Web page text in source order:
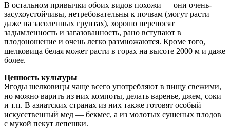
В остальном привычки обоих видов похожи — они очень-
засухоустойчивы, нетребовательны к почвам (могут расти
даже на засоленных грунтах), хорошо переносят
задымленность и загазованность, рано вступают в
плодоношение и очень легко размножаются. Кроме того,
шелковица белая может расти в горах на высоте 2000 м и даже
более.
Ценность культуры
Ягоды шелковицы чаще всего употребляют в пищу свежими,
но можно варить из них компоты, делать варенье, джем, соки
и т.п. В азиатских странах из них также готовят особый
искусственный мед — бекмес, а из молотых сушеных плодов
с мукой пекут лепешки.